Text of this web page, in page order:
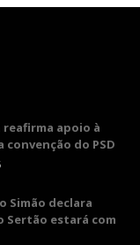
apoio à
convenção do PSD
Simão declara
Sertão estará com